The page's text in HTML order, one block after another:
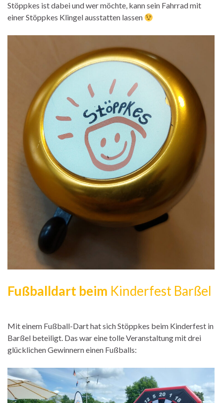
Stöppkes ist dabei und wer möchte, kann sein Fahrrad mit
einer Stöppkes Klingel ausstatten lassen
Fußballdart beim Kinderfest Barßel
Mit einem Fußball-Dart hat sich Stöppkes beim Kinderfest in
Barßel beteiligt. Das war eine tolle Veranstaltung mit drei
glücklichen Gewinnern einen Fußballs: